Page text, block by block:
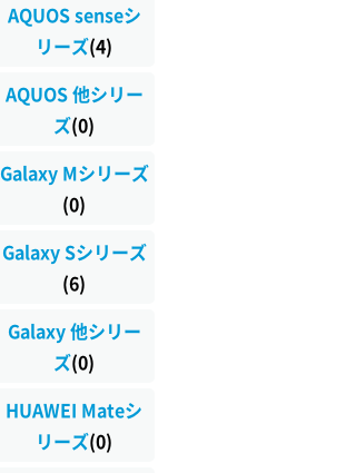
AQUOS senseシ
リーズ(4)
AQUOS 他シリー
ズ(0)
Galaxy Mシリーズ
(0)
Galaxy Sシリーズ
(6)
Galaxy 他シリー
ズ(0)
HUAWEI Mateシ
リーズ(0)